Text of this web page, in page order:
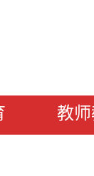
教